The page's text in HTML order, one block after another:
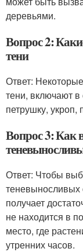
деревьями.
Вопрос 2:
тени
Ответ:
тени, включают в
петрушку,
Вопрос 3: Как
Ответ: Чтобы
теневыносливых
получает
не находится в
место, где
утренних часов.